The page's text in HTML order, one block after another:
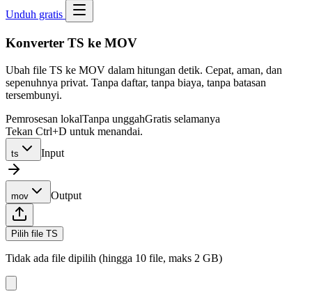
Unduh gratis
Konverter TS ke MOV
Ubah file TS ke MOV dalam hitungan detik. Cepat, aman, dan
sepenuhnya privat. Tanpa daftar, tanpa biaya, tanpa batasan
tersembunyi.
Pemrosesan lokalTanpa unggahGratis selamanya
Tekan Ctrl+D untuk menandai.
ts Input
mov Output
Pilih file TS
Tidak ada file dipilih (hingga 10 file, maks 2 GB)